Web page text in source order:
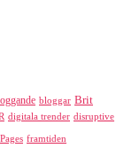
bloggar Brit
digitala trender disruptive
framtiden